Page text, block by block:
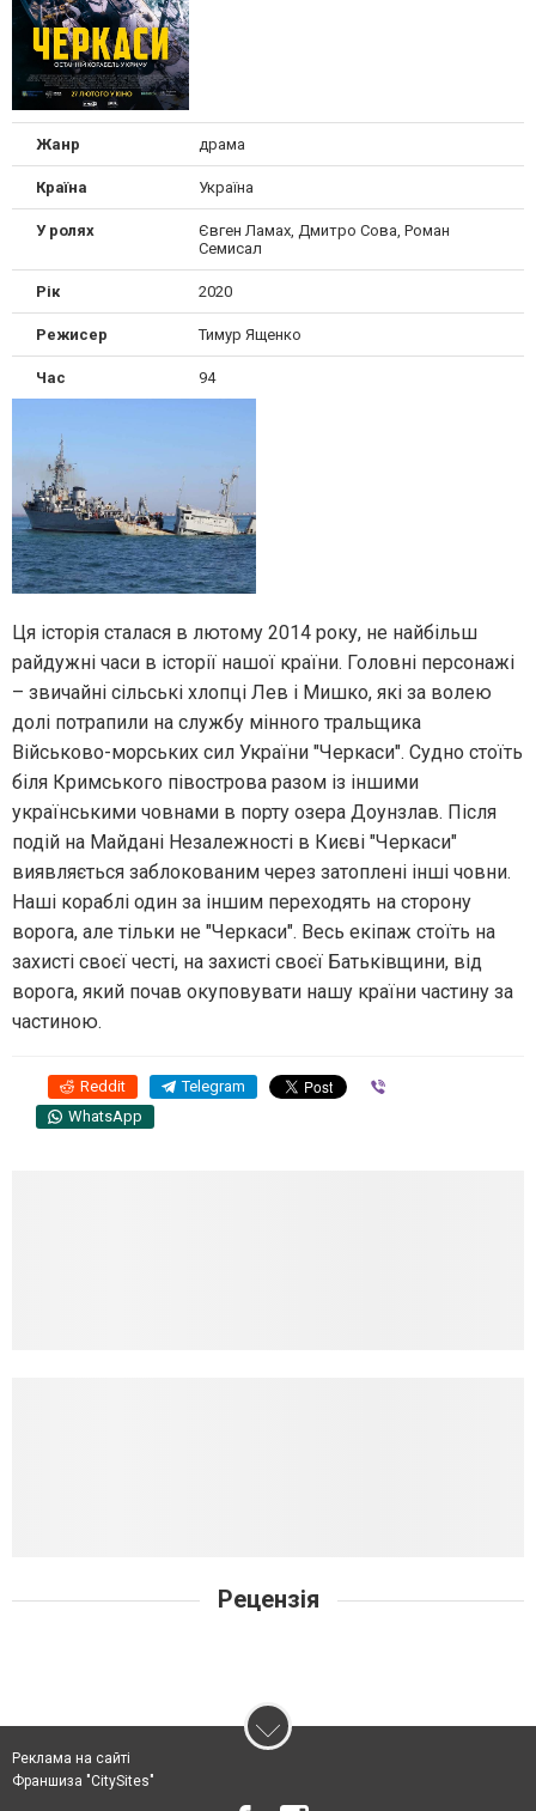
Жанр драма
Країна Україна
У ролях
Євген Ламах, Дмитро Сова, Роман
Семисал
Рік 2020
Режисер Тимур Ященко
Час 94
Ця історія сталася в лютому 2014 року, не найбільш
райдужні часи в історії нашої країни. Головні персонажі
– звичайні сільські хлопці Лев і Мишко, які за волею
долі потрапили на службу мінного тральщика
Військово-морських сил України "Черкаси". Судно стоїть
біля Кримського півострова разом із іншими
українськими човнами в порту озера Доунзлав. Після
подій на Майдані Незалежності в Києві "Черкаси"
виявляється заблокованим через затоплені інші човни.
Наші кораблі один за іншим переходять на сторону
ворога, але тільки не "Черкаси". Весь екіпаж стоїть на
захисті своєї честі, на захисті своєї Батьківщини, від
ворога, який почав окуповувати нашу країни частину за
частиною.
Reddit Telegram
WhatsApp
Рецензія
Реклама на сайті
Франшиза "CitySites"